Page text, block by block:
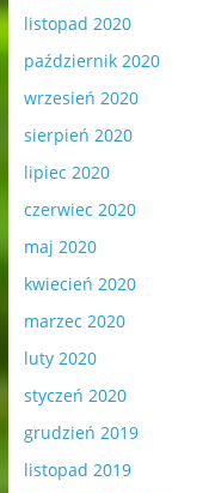
listopad 2020
październik 2020
wrzesień 2020
sierpień 2020
lipiec 2020
czerwiec 2020
maj 2020
kwiecień 2020
marzec 2020
luty 2020
styczeń 2020
grudzień 2019
listopad 2019